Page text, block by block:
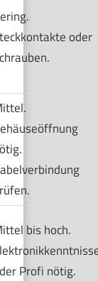
oder
bis hoch.
Profi nötig.